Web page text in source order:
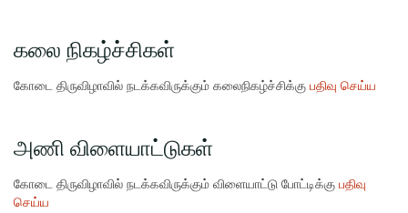
கலை நிகழ்ச்சிகள்
கோடை திருவிழாவில் நடக்கவிருக்கும் கலைநிகழ்ச்சிக்கு பதிவு செய்ய
அணி விளையாட்டுகள்
கோடை திருவிழாவில் நடக்கவிருக்கும் விளையாட்டு போட்டிக்கு பதிவு
செய்ய